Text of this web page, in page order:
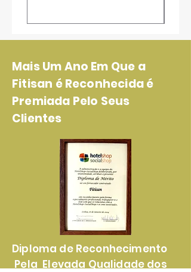
Mais Um Ano Em Que a
Fitisan é Reconhecida é
Premiada Pelo Seus
Clientes
Diploma de Reconhecimento
Pela Elevada Qualidade dos